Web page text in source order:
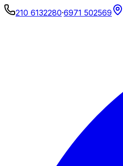
210 6132280·6971 502569